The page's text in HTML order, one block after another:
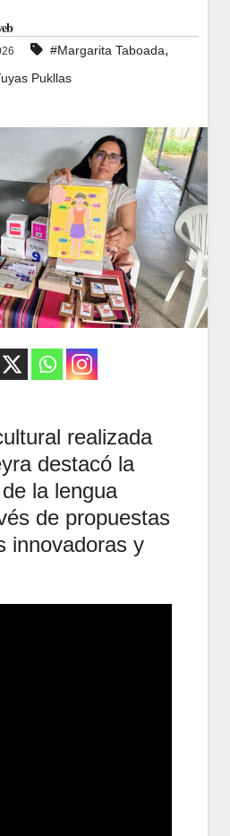
#Margarita Taboada,
Pukllas
realizada
destacó la
la lengua
de propuestas
innovadoras y